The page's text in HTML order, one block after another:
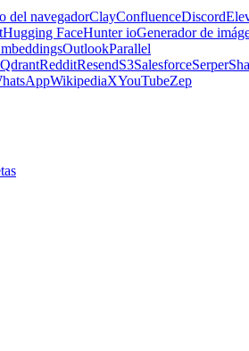
del navegadorClayConfluenceDiscord
Hugging FaceHunter ioGenerador de
OutlookParallel
QdrantRedditResendS3SalesforceSerper
WikipediaXYouTubeZep